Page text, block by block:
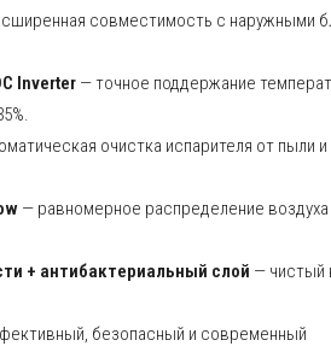
совместимость с наружными
Inverter — точное поддержание
очистка испарителя от пыли и
— равномерное распределение воздуха
+ антибактериальный слой — чистый
безопасный и современный